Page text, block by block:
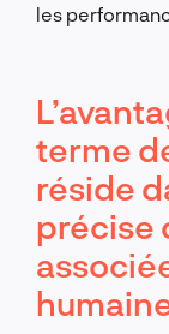
les
terme
réside
précise